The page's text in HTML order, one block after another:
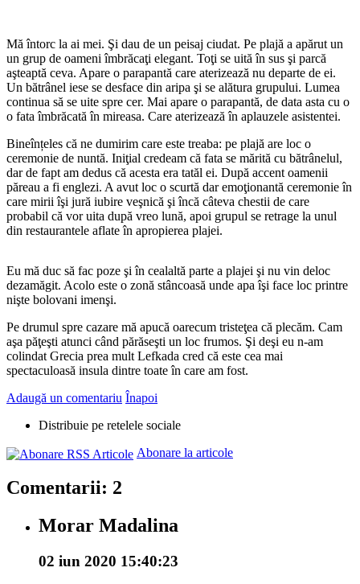
Mă întorc la ai mei. Şi dau de un peisaj ciudat. Pe plajă a apărut un
un grup de oameni îmbrăcaţi elegant. Toţi se uită în sus şi parcă
aşteaptă ceva. Apare o parapantă care aterizează nu departe de ei.
Un bătrânel iese se desface din aripa şi se alătura grupului. Lumea
continua să se uite spre cer. Mai apare o parapantă, de data asta cu o
o fata îmbrăcată în mireasa. Care aterizează în aplauzele asistentei.
Bineînțeles că ne dumirim care este treaba: pe plajă are loc o
ceremonie de nuntă. Iniţial credeam că fata se mărită cu bătrânelul,
dar de fapt am dedus că acesta era tatăl ei. După accent oamenii
păreau a fi englezi. A avut loc o scurtă dar emoţionantă ceremonie în
care mirii îşi jură iubire veşnică şi încă câteva chestii de care
probabil că vor uita după vreo lună, apoi grupul se retrage la unul
din restaurantele aflate în apropierea plajei.
Eu mă duc să fac poze şi în cealaltă parte a plajei şi nu vin deloc
dezamăgit. Acolo este o zonă stâncoasă unde apa îşi face loc printre
nişte bolovani imenşi.
Pe drumul spre cazare mă apucă oarecum tristeţea că plecăm. Cam
aşa păţeşti atunci când părăseşti un loc frumos. Şi deşi eu n-am
colindat Grecia prea mult Lefkada cred că este cea mai
spectaculoasă insula dintre toate în care am fost.
Adaugă un comentariu Înapoi
Distribuie pe retelele sociale
Abonare la articole
Comentarii: 2
Morar Madalina
02 iun 2020 15:40:23